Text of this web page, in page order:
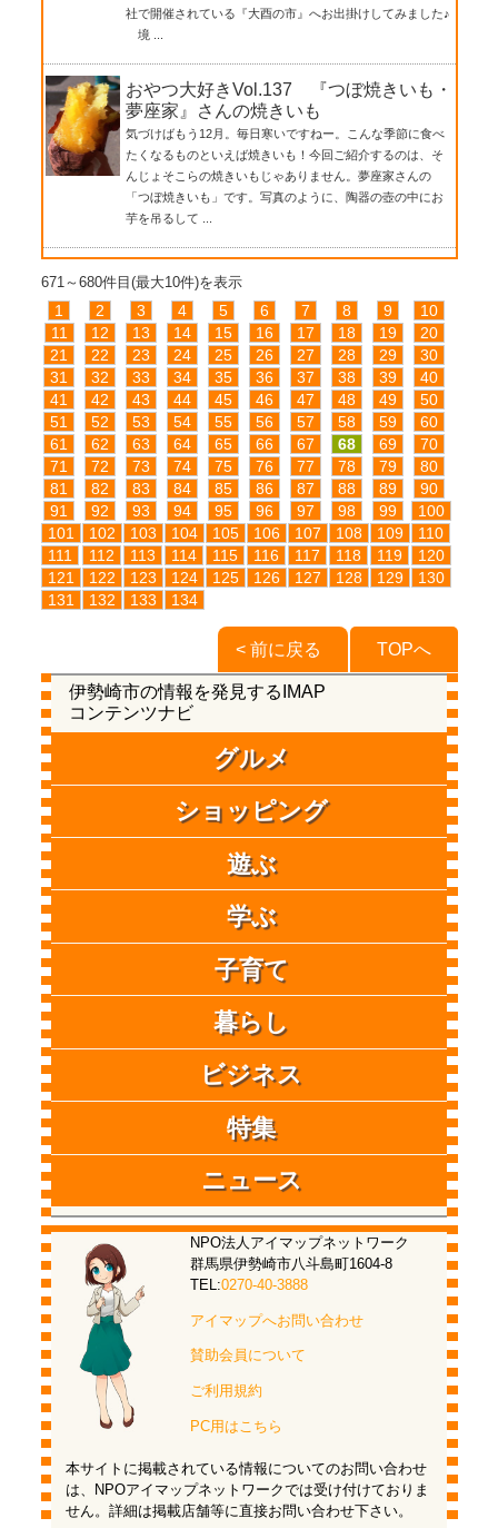
社で開催されている『大酉の市』へお出掛けしてみました♪
境 ...
おやつ大好きVol.137 『つぼ焼きいも・
夢座家』さんの焼きいも
気づけばもう12月。毎日寒いですねー。こんな季節に食べ
たくなるものといえば焼きいも！今回ご紹介するのは、そ
んじょそこらの焼きいもじゃありません。夢座家さんの
「つぼ焼きいも」です。写真のように、陶器の壺の中にお
芋を吊るして ...
671～680件目(最大10件)を表示
1 2 3 4 5 6 7 8 9
10
11
12 13 14 15 16 17 18 19
20
21
22 23 24 25 26 27 28 29
30
31
32 33 34 35 36 37 38 39
40
41
42 43 44 45 46 47 48 49
50
51
52 53 54 55 56 57 58 59
60
61
62 63 64 65 66 67 68 69
70
71
72 73 74 75 76 77 78 79
80
81
82 83 84 85 86 87 88 89
90
91
92 93 94 95 96 97 98 99
100
101
102 103 104 105 106 107 108 109
110
111
112 113 114 115 116 117 118 119
120
121
122 123 124 125 126 127 128 129
130
131
132 133 134
TOPへ
< 前に戻る
伊勢崎市の情報を発見するIMAP
コンテンツナビ
グルメ
ショッピング
遊ぶ
学ぶ
子育て
暮らし
ビジネス
特集
ニュース
NPO法人アイマップネットワーク
群馬県伊勢崎市八斗島町1604-8
TEL:0270-40-3888
アイマップへお問い合わせ
賛助会員について
ご利用規約
PC用はこちら
本サイトに掲載されている情報についてのお問い合わせ
は、NPOアイマップネットワークでは受け付けておりま
せん。詳細は掲載店舗等に直接お問い合わせ下さい。